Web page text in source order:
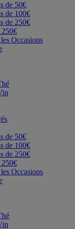
de 50€
de 100€
de 250€
250€
Occasions
de 50€
de 100€
de 250€
250€
Occasions